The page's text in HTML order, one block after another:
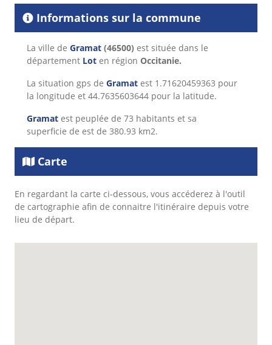
Informations sur la commune
La ville de Gramat (46500) est située dans le
département Lot en région Occitanie.
La situation gps de Gramat est 1.71620459363 pour
la longitude et 44.7635603644 pour la latitude.
Gramat est peuplée de 73 habitants et sa
superficie de est de 380.93 km2.
Carte
En regardant la carte ci-dessous, vous accéderez à l'outil
de cartographie afin de connaitre l'itinéraire depuis votre
lieu de départ.